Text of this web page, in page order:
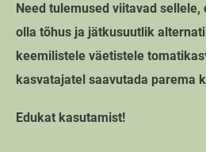
Need tulemused viitavad
olla tõhus ja jätkusuutlik
keemilistele väetistele
kasvatajatel saavutada parema
Edukat kasutamist!